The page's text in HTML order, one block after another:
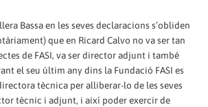
Bassa en les seves declaracions s’obliden
que en Ricard Calvo no va ser tan
de FASI, va ser director adjunt i també
el seu últim any dins la Fundació FASI es
tècnica per alliberar-lo de les seves
tècnic i adjunt, i així poder exercir de